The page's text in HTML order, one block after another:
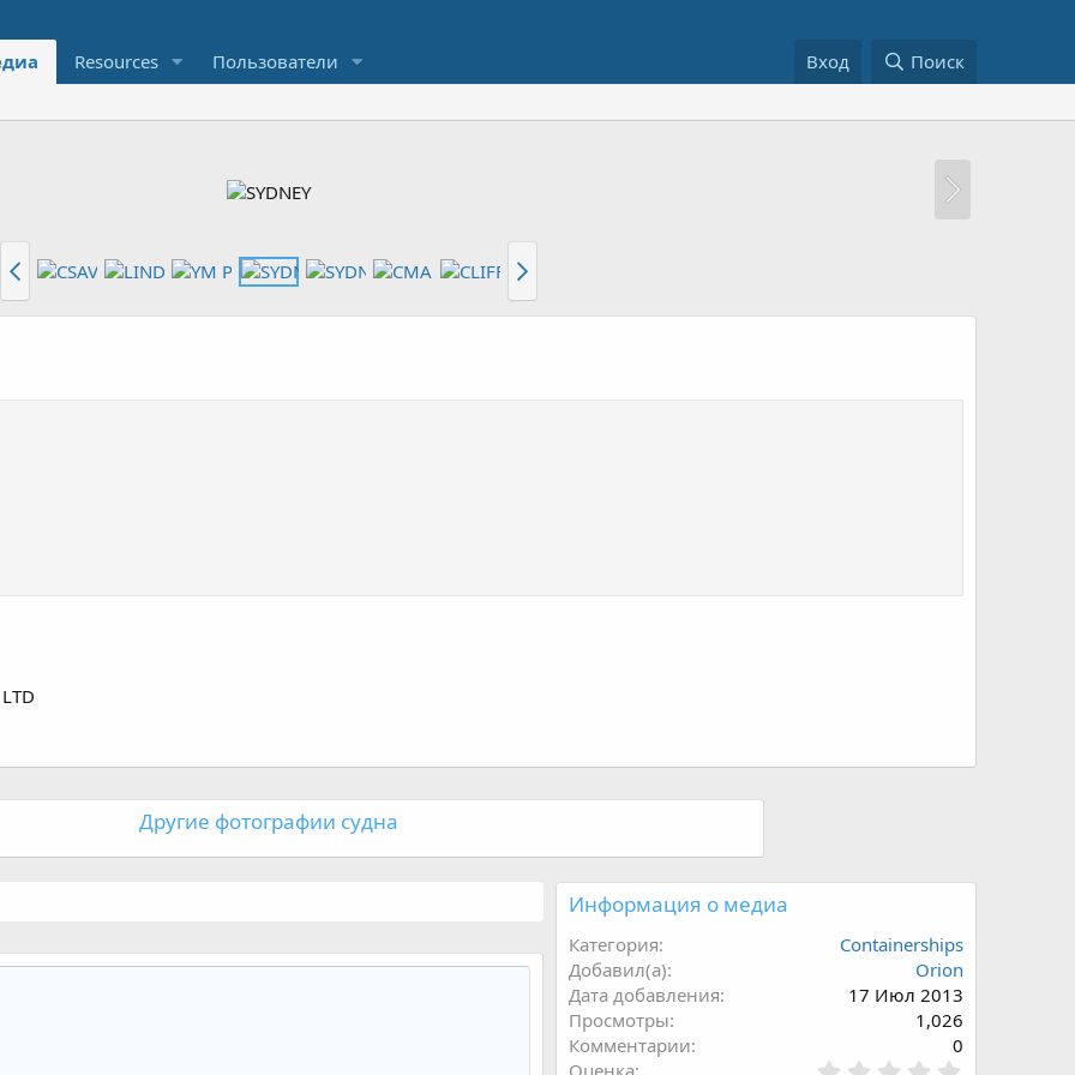
Resources Пользователи Вход Поиск
Другие фотографии судна
Информация о медиа
Категория
Containerships
Добавил(а)
Orion
Дата добавления
17 Июл 2013
Просмотры
1,026
Комментарии
0